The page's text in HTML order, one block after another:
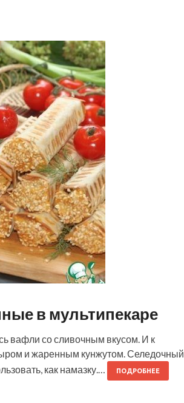
в мультипекаре
вафли со сливочным вкусом. И к
и жаренным кунжутом. Селедочный
как намазку.…
ПОДРОБНЕЕ